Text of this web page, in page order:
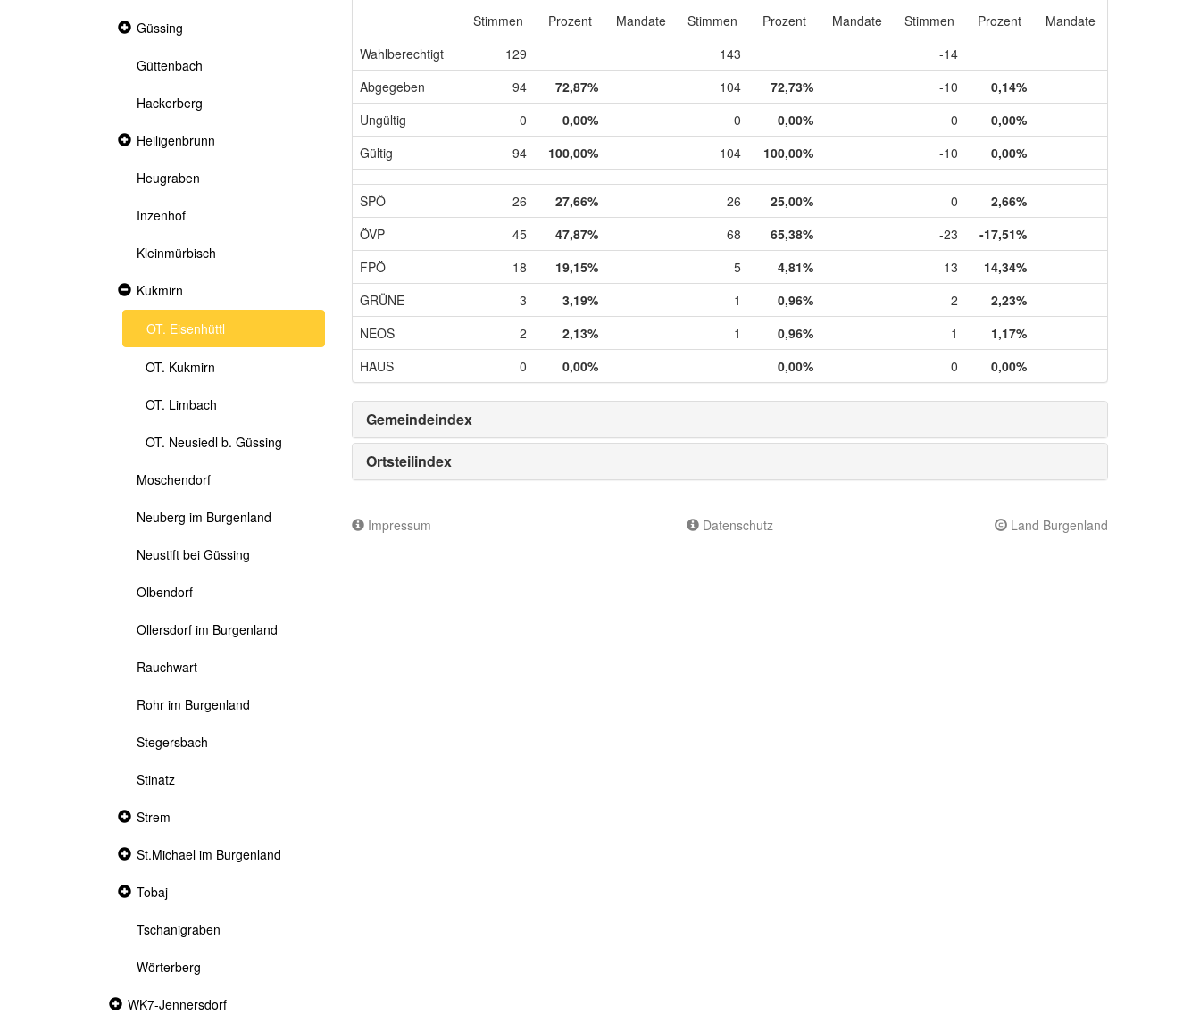
Collapsed
Güssing
Güttenbach
Hackerberg
Collapsed
section
Heiligenbrunn
Heugraben
Inzenhof
Kleinmürbisch
Expanded
Kukmirn
OT. Eisenhüttl
OT. Kukmirn
OT. Limbach
OT. Neusiedl b. Güssing
Moschendorf
Neuberg im Burgenland
Neustift bei Güssing
Olbendorf
Ollersdorf im Burgenland
Rauchwart
Rohr im Burgenland
Stegersbach
Stinatz
Collapsed
Strem
Collapsed
St.Michael im Burgenland
Collapsed
section
Tobaj
Tschanigraben
Wörterberg
Collapsed
WK7-Jennersdorf
Stimmen
Prozent Mandate Stimmen Prozent Mandate Stimmen Prozent
Mandate
Wahlberechtigt
129 143
-14
Abgegeben
94 72,87% 104 72,73% -10
0,14%
Ungültig
0 0,00% 0 0,00% 0
0,00%
Gültig
94 100,00% 104 100,00% -10 0,00%
SPÖ 26 27,66% 26 25,00% 0
2,66%
ÖVP
45 47,87% 68 65,38% -23
-17,51%
FPÖ
18 19,15% 5 4,81% 13
14,34%
GRÜNE
3 3,19% 1 0,96% 2
2,23%
NEOS
2 2,13% 1 0,96% 1
1,17%
HAUS
0 0,00% 0,00% 0 0,00%
Gemeindeindex
Ortsteilindex
Impressum Datenschutz Land Burgenland